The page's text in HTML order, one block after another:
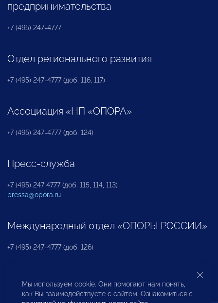
предпринимательства
+7 (495) 247-4777
Отдел регионального развития
+7 (495) 247-4777 (доб. 116, 117)
Ассоциация «НП «ОПОРА»
+7 (495) 247-4777 (доб. 124)
Пресс-служба
+7 (495) 247 4777 (доб. 115, 114, 113)
pressa@opora.ru
Международный отдел «ОПОРЫ РОССИИ»
+7 (495) 247-4777 (доб. 126)
Бюро по защите прав предпринимателей и
инвесторов
Мы используем cookie. Они помогают нам понять,
как Вы взаимодействуете с сайтом. Ознакомиться с